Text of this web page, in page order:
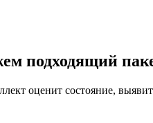
подходящий
оценит состояние,